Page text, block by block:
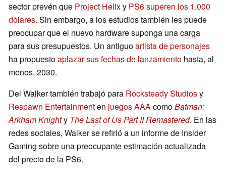
sector prevén que Project Helixy PS6 superen los 1.000
dólares. Sin embargo, a los estudios también les puede
preocupar que el nuevo hardware suponga una carga
para sus presupuestos. Un antiguoartista de personajes
ha propuestoaplazar sus fechas de lanzamiento hasta, al
menos, 2030.
Del Walker también trabajó para Rocksteady Studiosy
Respawn Entertainmenten juegos AAAcomoBatman:
Arkham Knighty The Last of Us Part II Remastered. En las
redes sociales, Walker se refirió a un informe de Insider
Gaming sobre una preocupante estimación actualizada
del precio de la PS6.